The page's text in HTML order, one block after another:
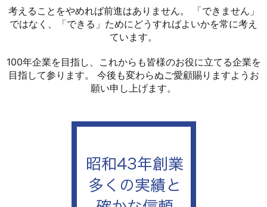
考えることをやめれば前進はありません。 「できません」
ではなく、「できる」ためにどうすればよいかを常に考え
ています。
100年企業を目指し、これからも皆様のお役に立てる企業を
目指して参ります。 今後も変わらぬご愛顧賜りますようお
願い申し上げます。